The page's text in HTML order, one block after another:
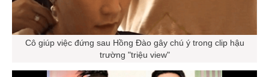
Cô giúp việc đứng sau Hồng Đào gây chú ý trong clip hậu
trường "triệu view"